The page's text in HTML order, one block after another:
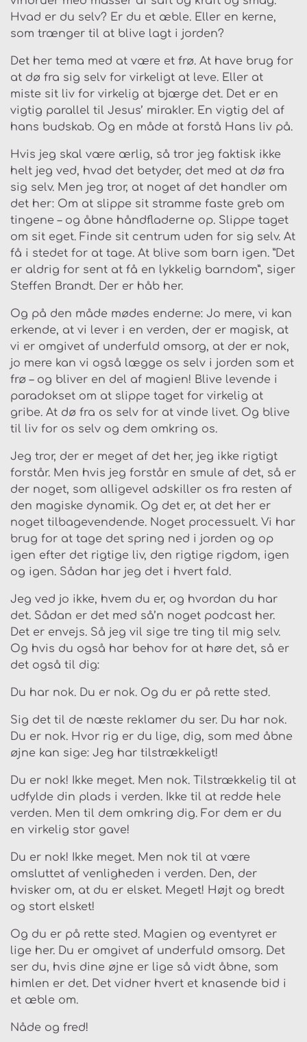
Hvad er du selv? Er du et æble. Eller en kerne,
som trænger til at blive lagt i jorden?
Det her tema med at være et frø. At have brug for
at dø fra sig selv for virkeligt at leve. Eller at
miste sit liv for virkelig at bjærge det. Det er en
vigtig parallel til Jesus’ mirakler. En vigtig del af
hans budskab. Og en måde at forstå Hans liv på.
Hvis jeg skal være ærlig, så tror jeg faktisk ikke
helt jeg ved, hvad det betyder, det med at dø fra
sig selv. Men jeg tror, at noget af det handler om
det her: Om at slippe sit stramme faste greb om
tingene – og åbne håndfladerne op. Slippe taget
om sit eget. Finde sit centrum uden for sig selv. At
få i stedet for at tage. At blive som barn igen. ”Det
er aldrig for sent at få en lykkelig barndom”, siger
Steffen Brandt. Der er håb her.
Og på den måde mødes enderne: Jo mere, vi kan
erkende, at vi lever i en verden, der er magisk, at
vi er omgivet af underfuld omsorg, at der er nok,
jo mere kan vi også lægge os selv i jorden som et
frø – og bliver en del af magien! Blive levende i
paradokset om at slippe taget for virkelig at
gribe. At dø fra os selv for at vinde livet. Og blive
til liv for os selv og dem omkring os.
Jeg tror, der er meget af det her, jeg ikke rigtigt
forstår. Men hvis jeg forstår en smule af det, så er
der noget, som alligevel adskiller os fra resten af
den magiske dynamik. Og det er, at det her er
noget tilbagevendende. Noget processuelt. Vi har
brug for at tage det spring ned i jorden og op
igen efter det rigtige liv, den rigtige rigdom, igen
og igen. Sådan har jeg det i hvert fald.
Jeg ved jo ikke, hvem du er, og hvordan du har
det. Sådan er det med så’n noget podcast her.
Det er envejs. Så jeg vil sige tre ting til mig selv.
Og hvis du også har behov for at høre det, så er
det også til dig:
Du har nok. Du er nok. Og du er på rette sted.
Sig det til de næste reklamer du ser. Du har nok.
Du er nok. Hvor rig er du lige, dig, som med åbne
øjne kan sige: Jeg har tilstrækkeligt!
Du er nok! Ikke meget. Men nok. Tilstrækkelig til at
udfylde din plads i verden. Ikke til at redde hele
verden. Men til dem omkring dig. For dem er du
en virkelig stor gave!
Du er nok! Ikke meget. Men nok til at være
omsluttet af venligheden i verden. Den, der
hvisker om, at du er elsket. Meget! Højt og bredt
og stort elsket!
Og du er på rette sted. Magien og eventyret er
lige her. Du er omgivet af underfuld omsorg. Det
ser du, hvis dine øjne er lige så vidt åbne, som
himlen er det. Det vidner hvert et knasende bid i
et æble om.
Nåde og fred!